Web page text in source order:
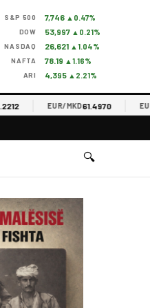
S&P 500 7,746 ▲0.47%
DOW 53,997 ▲0.21%
NASDAQ 26,621 ▲1.04%
NAFTA 78.19 ▲1.16%
ARI 4,395 ▲2.21%
EUR/MKD61.4970 EUR/
🔍